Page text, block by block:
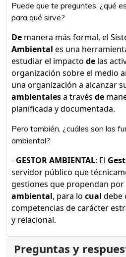
Puede que te preguntes, ¿qué
para qué sirve?
De manera más formal, el
Ambiental es una
estudiar el impacto de las
organización sobre el medio
una organización a alcanzar
ambientalesa través de
planificada y documentada.
Pero también, ¿cuáles son las
ambiental?
- GESTOR AMBIENTAL: El
servidor público que
gestiones que propendan
ambiental, para lo cual debe
competencias de carácter
y relacional.
Preguntas y